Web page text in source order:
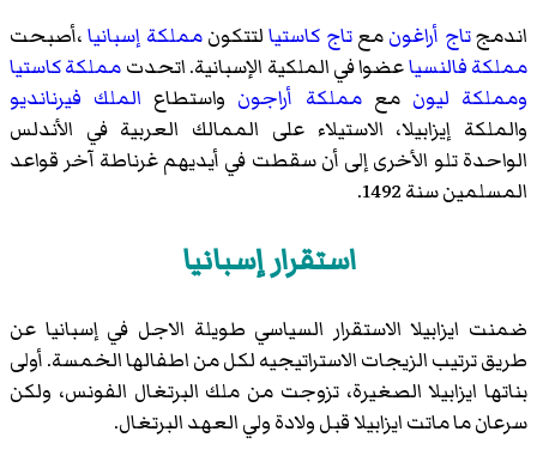
اندمجتاج أراغونمعتاج كاستيالتتكونمملكة إسبانيا،أصبحت
مملكة فالنسياعضوا في الملكية الإسبانية. اتحدتمملكة كاستيا
ومملكة ليون معمملكة أراجون واستطاع الملك فيرنانديو
والملكة إيزابيلا، الاستيلاء على الممالك العربية في الأندلس
الواحدة تلو الأخرى إلى أن سقطت في أيديهم غرناطة آخر قواعد
المسلمين سنة 1492.
استقرار إسبانيا
ضمنت ايزابيلا الاستقرار السياسي طويلة الاجل في إسبانيا عن
طريق ترتيب الزيجات الاستراتيجيه لكل من اطفالها الخمسة. أولى
بناتها ايزابيلا الصغيرة، تزوجت من ملك البرتغال الفونس، ولكن
سرعان ما ماتت ايزابيلا قبل ولادة ولي العهد البرتغال.